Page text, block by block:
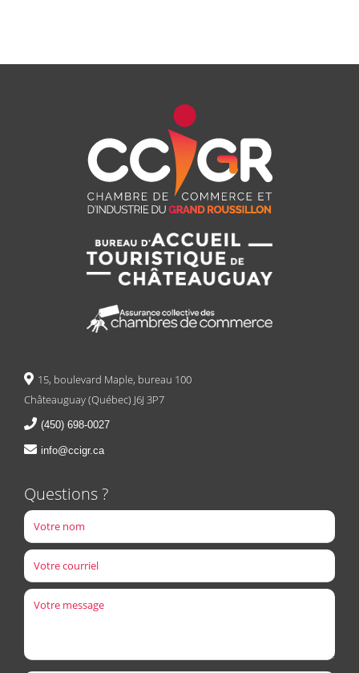
15, boulevard Maple, bureau 100
Châteauguay (Québec) J6J 3P7
(450) 698-0027
info@ccigr.ca
Questions ?